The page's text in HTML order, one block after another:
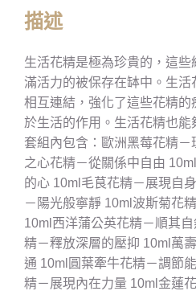
描述
生活花精是極為珍貴的，這
滿活力的被保存在缽中。生
相互連結，強化了這些花精
於生活的作用。生活花精也能
套組內包含：歐洲黑莓花精－
之心花精－從關係中自由
的心 10ml毛茛花精－展現自
－陽光般寧靜 10ml波斯菊花
10ml西洋蒲公英花精－順其
精－釋放深層的壓抑 10ml萬
通 10ml圓葉牽牛花精－調節
精－展現內在力量 10ml金蓮